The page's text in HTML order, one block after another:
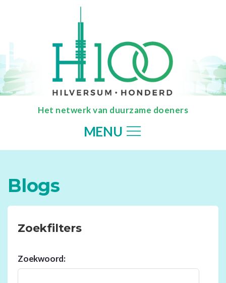
Het netwerk van duurzame doeners
MENU
Blogs
Zoekfilters
Zoekwoord: